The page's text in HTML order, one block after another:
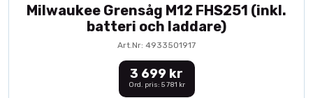
Milwaukee Grensåg M12 FHS251 (inkl.
batteri och laddare)
Art.Nr: 4933501917
3 699 kr
Ord. pris: 5 781 kr